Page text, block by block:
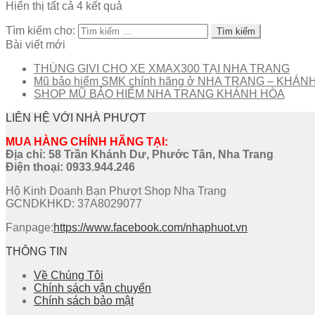
Hiển thị tất cả 4 kết quả
Tìm kiếm cho:
Bài viết mới
THÙNG GIVI CHO XE XMAX300 TẠI NHA TRANG
Mũ bảo hiểm SMK chính hãng ở NHA TRANG –
SHOP MŨ BẢO HIỂM NHA TRANG KHÁNH HÒA
LIÊN HỆ VỚI NHÀ PHƯỢT
MUA HÀNG CHÍNH HÃNG TẠI:
Địa chỉ: 58 Trần Khánh Dư, Phước Tân, Nha Trang
Điện thoại: 0933.944.246
Hộ Kinh Doanh Bạn Phượt Shop Nha Trang
GCNDKHKD: 37A8029077
Fanpage:https://www.facebook.com/nhaphuot.vn
THÔNG TIN
Về Chúng Tôi
Chính sách vận chuyển
Chính sách bảo mật